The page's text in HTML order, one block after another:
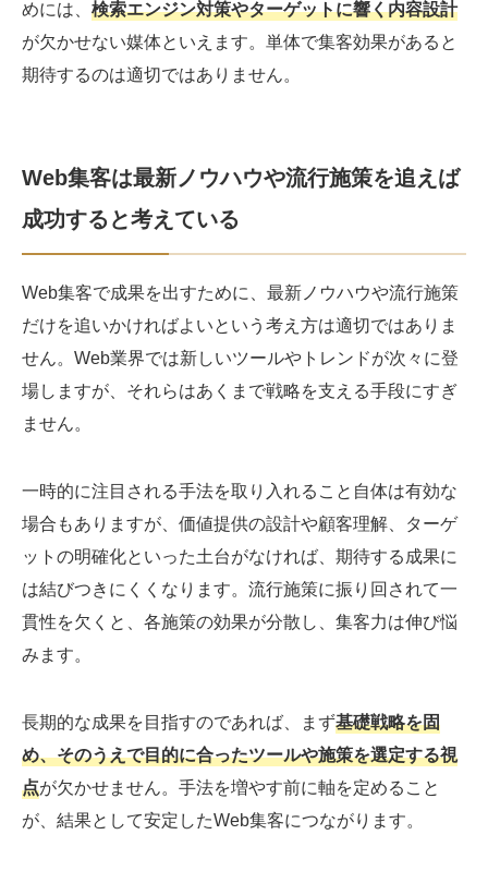
めには、 検索エンジン対策やターゲットに響く内容設計
が欠かせない媒体といえます。単体で集客効果があると
期待するのは適切ではありません。
Web集客は最新ノウハウや流行施策を追えば
成功すると考えている
Web集客で成果を出すために、最新ノウハウや流行施策
だけを追いかければよいという考え方は適切ではありま
せん。Web業界では新しいツールやトレンドが次々に登
場しますが、それらはあくまで戦略を支える手段にすぎ
ません。
一時的に注目される手法を取り入れること自体は有効な
場合もありますが、価値提供の設計や顧客理解、ターゲ
ットの明確化といった土台がなければ、期待する成果に
は結びつきにくくなります。流行施策に振り回されて一
貫性を欠くと、各施策の効果が分散し、集客力は伸び悩
みます。
長期的な成果を目指すのであれば、まず基礎戦略を固
め、そのうえで目的に合ったツールや施策を選定する視
点が欠かせません。手法を増やす前に軸を定めること
が、結果として安定したWeb集客につながります。